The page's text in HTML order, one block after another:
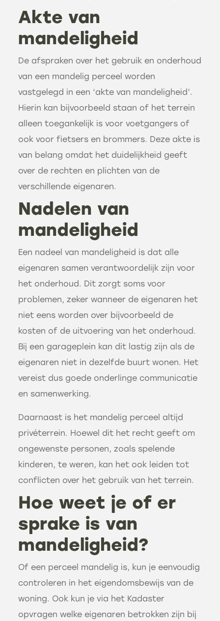
Akte van
mandeligheid
De afspraken over het gebruik en onderhoud
van een mandelig perceel worden
vastgelegd in een ‘akte van mandeligheid’.
Hierin kan bijvoorbeeld staan of het terrein
alleen toegankelijk is voor voetgangers of
ook voor fietsers en brommers. Deze akte is
van belang omdat het duidelijkheid geeft
over de rechten en plichten van de
verschillende eigenaren.
Nadelen van
mandeligheid
Een nadeel van mandeligheid is dat alle
eigenaren samen verantwoordelijk zijn voor
het onderhoud. Dit zorgt soms voor
problemen, zeker wanneer de eigenaren het
niet eens worden over bijvoorbeeld de
kosten of de uitvoering van het onderhoud.
Bij een garageplein kan dit lastig zijn als de
eigenaren niet in dezelfde buurt wonen. Het
vereist dus goede onderlinge communicatie
en samenwerking.
Daarnaast is het mandelig perceel altijd
privéterrein. Hoewel dit het recht geeft om
ongewenste personen, zoals spelende
kinderen, te weren, kan het ook leiden tot
conflicten over het gebruik van het terrein.
Hoe weet je of er
sprake is van
mandeligheid?
Of een perceel mandelig is, kun je eenvoudig
controleren in het eigendomsbewijs van de
woning. Ook kun je via het Kadaster
opvragen welke eigenaren betrokken zijn bij